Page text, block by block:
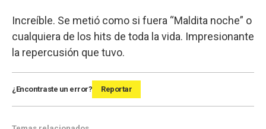
Increíble. Se metió como si fuera “Maldita noche” o
cualquiera de los hits de toda la vida. Impresionante
la repercusión que tuvo.
¿Encontraste un error? Reportar